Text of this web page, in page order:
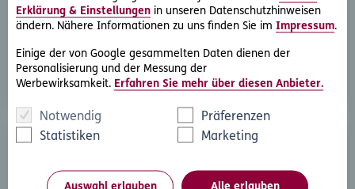
Erklärung & Einstellungen in unseren Datenschutzhinweisen
ändern. Nähere Informationen zu uns finden Sie im Impressum.
Einige der von Google gesammelten Daten dienen der
Personalisierung und der Messung der
Werbewirksamkeit. Erfahren Sie mehr über diesen Anbieter.
Notwendig
Präferenzen
Statistiken
Marketing
Auswahl erlauben Alle erlauben
oder streben eine außergerichtliche Lösung an
Rechtsschutzfall melden